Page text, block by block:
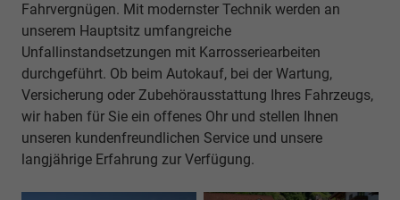
Fahrvergnügen. Mit modernster Technik werden an
unserem Hauptsitz umfangreiche
Unfallinstandsetzungen mit Karrosseriearbeiten
durchgeführt. Ob beim Autokauf, bei der Wartung,
Versicherung oder Zubehörausstattung Ihres Fahrzeugs,
wir haben für Sie ein offenes Ohr und stellen Ihnen
unseren kundenfreundlichen Service und unsere
langjährige Erfahrung zur Verfügung.